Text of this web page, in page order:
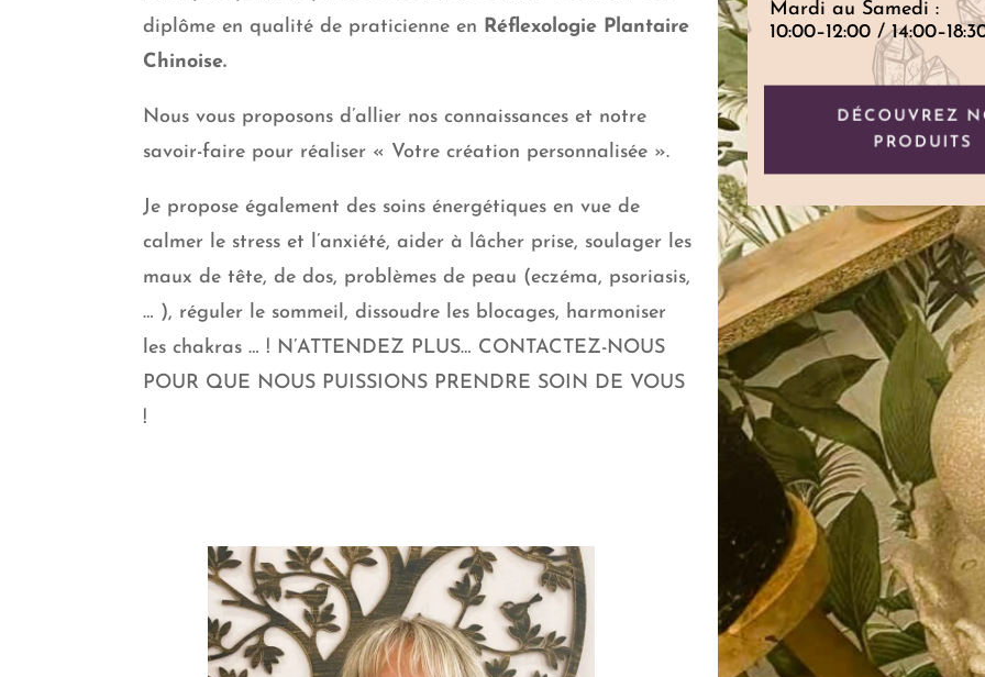
diplôme en qualité de praticienne en Réflexologie Plantaire
Chinoise.
Nous vous proposons d’allier nos connaissances et notre
savoir-faire pour réaliser « Votre création personnalisée ».
Je propose également des soins énergétiques en vue de
calmer le stress et l’anxiété, aider à lâcher prise, soulager les
maux de tête, de dos, problèmes de peau (eczéma, psoriasis,
… ), réguler le sommeil, dissoudre les blocages, harmoniser
les chakras … ! N’ATTENDEZ PLUS… CONTACTEZ-NOUS
POUR QUE NOUS PUISSIONS PRENDRE SOIN DE VOUS
!
Mardi au Samedi :
10:00–12:00 /
DÉCOUVREZ
PRODUITS